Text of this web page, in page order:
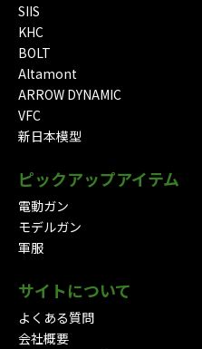
SIIS
KHC
BOLT
Altamont
ARROW DYNAMIC
VFC
新日本模型
ピックアップアイテム
電動ガン
モデルガン
軍服
サイトについて
よくある質問
会社概要